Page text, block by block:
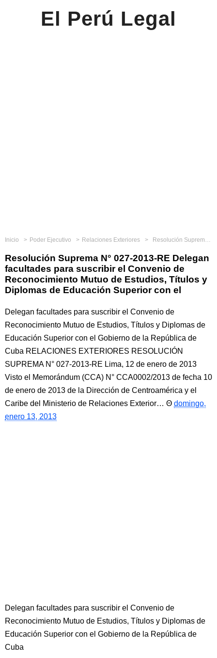
El Perú Legal
Inicio Poder Ejecutivo Relaciones Exteriores Resolución Suprema N° 027-2013-RE Delegan facultades para suscribir el Convenio de Reconocimiento Mutuo de Estudios, Títulos y Diplomas de Educación Superior con el
Resolución Suprema N° 027-2013-RE Delegan
facultades para suscribir el Convenio de
Reconocimiento Mutuo de Estudios, Títulos y
Diplomas de Educación Superior con el
Delegan facultades para suscribir el Convenio de
Reconocimiento Mutuo de Estudios, Títulos y Diplomas de
Educación Superior con el Gobierno de la República de
Cuba RELACIONES EXTERIORES RESOLUCIÓN
SUPREMA N° 027-2013-RE Lima, 12 de enero de 2013
Visto el Memorándum (CCA) N° CCA0002/2013 de fecha 10
de enero de 2013 de la Dirección de Centroamérica y el
Caribe del Ministerio de Relaciones Exterior…
domingo,
enero 13, 2013
Delegan facultades para suscribir el Convenio de
Reconocimiento Mutuo de Estudios, Títulos y Diplomas de
Educación Superior con el Gobierno de la República de
Cuba